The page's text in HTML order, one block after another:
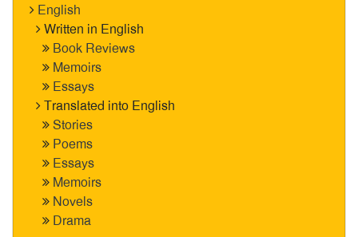
English
Written in English
Book Reviews
Memoirs
Essays
Translated into English
Stories
Poems
Essays
Memoirs
Novels
Drama